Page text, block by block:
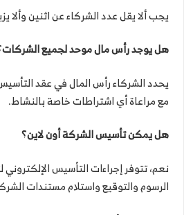
يجب ألا يقل عدد الشركاء عن اثنين
هل يوجد رأس مال موحد لجميع
يحدد الشركاء رأس المال في عقد
مع مراعاة أي اشتراطات خاصة بالنشاط.
هل يمكن تأسيس الشركة أون لاين؟
نعم، تتوفر إجراءات التأسيس
الرسوم والتوقيع واستلام مستندات